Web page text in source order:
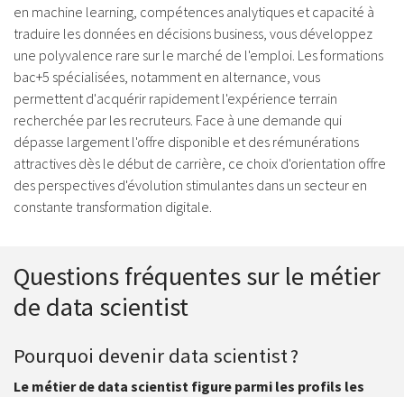
en machine learning, compétences analytiques et capacité à
traduire les données en décisions business, vous développez
une polyvalence rare sur le marché de l'emploi. Les formations
bac+5 spécialisées, notamment en alternance, vous
permettent d'acquérir rapidement l'expérience terrain
recherchée par les recruteurs. Face à une demande qui
dépasse largement l'offre disponible et des rémunérations
attractives dès le début de carrière, ce choix d'orientation offre
des perspectives d'évolution stimulantes dans un secteur en
constante transformation digitale.
Questions fréquentes sur le métier
de data scientist
Pourquoi devenir data scientist ?
Le métier de data scientist figure parmi les profils les